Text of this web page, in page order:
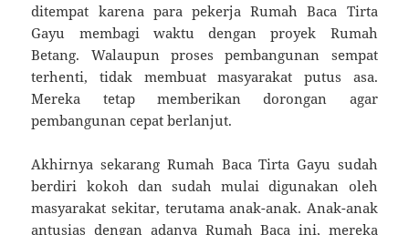
ditempat karena para pekerja Rumah Baca Tirta
Gayu membagi waktu dengan proyek Rumah
Betang. Walaupun proses pembangunan sempat
terhenti, tidak membuat masyarakat putus asa.
Mereka tetap memberikan dorongan agar
pembangunan cepat berlanjut.
Akhirnya sekarang Rumah Baca Tirta Gayu sudah
berdiri kokoh dan sudah mulai digunakan oleh
masyarakat sekitar, terutama anak-anak. Anak-anak
antusias dengan adanya Rumah Baca ini, mereka